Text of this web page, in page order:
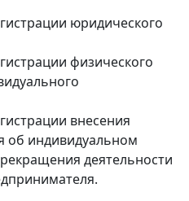
юридического
физического
внесения
об индивидуальном
деятельности